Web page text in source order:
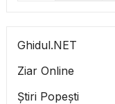
Ghidul.NET
Ziar Online
Știri Popești